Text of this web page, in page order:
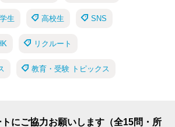
生 高校生 SNS
リクルート
教育・受験 トピックス
にご協力お願いします（全15問・所